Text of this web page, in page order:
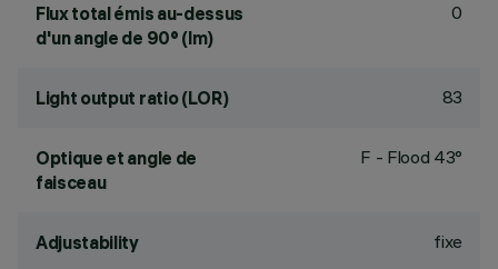
Flux total émis au-dessus
d'un angle de 90° (lm)
0
Light output ratio (LOR) 83
Optique et angle de
faisceau
F - Flood 43°
Adjustability fixe